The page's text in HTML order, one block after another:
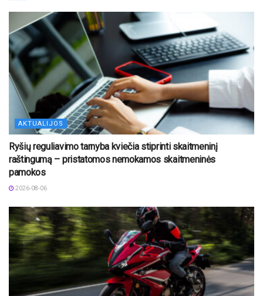
AKTUALIJOS
Ryšių reguliavimo tarnyba kviečia stiprinti skaitmeninį
raštingumą – pristatomos nemokamos skaitmeninės
pamokos
2026-08-06